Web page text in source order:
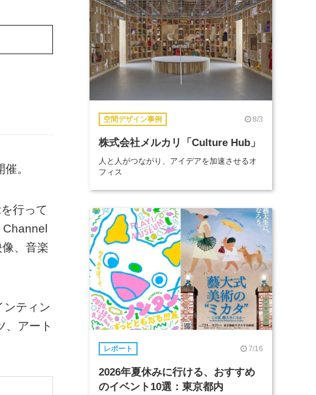
。
行って
、音楽
ンティン
、アート
空間デザイン事例 8/3
株式会社メルカリ「Culture Hub」
人と人がつながり、アイデアを加速させるオ
フィス
レポート 7/16
2026年夏休みに行ける、おすすめ
のイベント10選：東京都内